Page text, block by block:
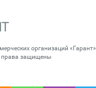
организаций «Гарант»
права защищены